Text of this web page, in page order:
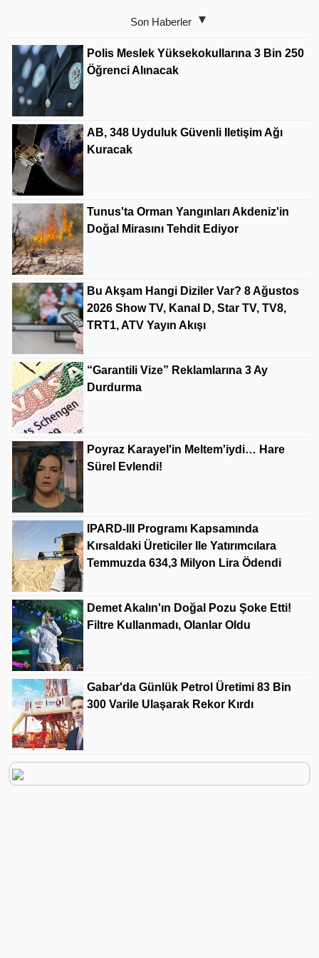
Son Haberler
Polis Meslek Yüksekokullarına 3 Bin 250
Öğrenci Alınacak
AB, 348 Uyduluk Güvenli Iletişim Ağı
Kuracak
Tunus'ta Orman Yangınları Akdeniz'in
Doğal Mirasını Tehdit Ediyor
Bu Akşam Hangi Diziler Var? 8 Ağustos
2026 Show TV, Kanal D, Star TV, TV8,
TRT1, ATV Yayın Akışı
“Garantili Vize” Reklamlarına 3 Ay
Durdurma
Poyraz Karayel'in Meltem'iydi… Hare
Sürel Evlendi!
IPARD-III Programı Kapsamında
Kırsaldaki Üreticiler Ile Yatırımcılara
Temmuzda 634,3 Milyon Lira Ödendi
Demet Akalın'ın Doğal Pozu Şoke Etti!
Filtre Kullanmadı, Olanlar Oldu
Gabar'da Günlük Petrol Üretimi 83 Bin
300 Varile Ulaşarak Rekor Kırdı